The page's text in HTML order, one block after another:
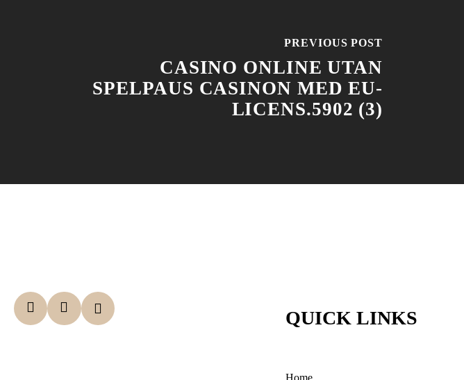
PREVIOUS POST
CASINO ONLINE UTAN
SPELPAUS CASINON MED EU-
LICENS.5902 (3)
QUICK LINKS